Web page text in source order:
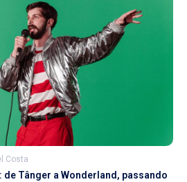
Costa
de Tânger a Wonderland, passando